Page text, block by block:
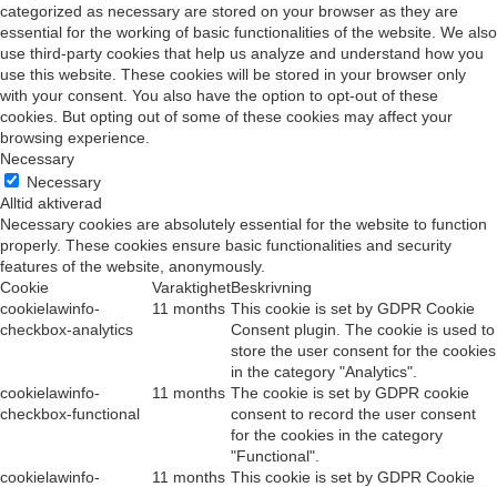
categorized as necessary are stored on your browser as they are
essential for the working of basic functionalities of the website. We also
use third-party cookies that help us analyze and understand how you
use this website. These cookies will be stored in your browser only
with your consent. You also have the option to opt-out of these
cookies. But opting out of some of these cookies may affect your
browsing experience.
Necessary
Necessary
Alltid aktiverad
Necessary cookies are absolutely essential for the website to function
properly. These cookies ensure basic functionalities and security
features of the website, anonymously.
Cookie
VaraktighetBeskrivning
cookielawinfo-
checkbox-analytics
11 months This cookie is set by GDPR Cookie
Consent plugin. The cookie is used to
store the user consent for the cookies
in the category "Analytics".
cookielawinfo-
checkbox-functional
11 months The cookie is set by GDPR cookie
consent to record the user consent
for the cookies in the category
"Functional".
cookielawinfo-
11 months This cookie is set by GDPR Cookie